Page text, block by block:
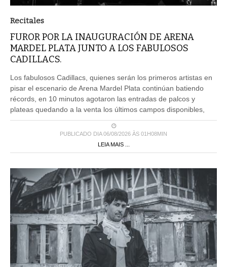
Recitales
FUROR POR LA INAUGURACIÓN DE ARENA
MARDEL PLATA JUNTO A LOS FABULOSOS
CADILLACS.
Los fabulosos Cadillacs, quienes serán los primeros artistas en
pisar el escenario de Arena Mardel Plata continúan batiendo
récords, en 10 minutos agotaron las entradas de palcos y
plateas quedando a la venta los últimos campos disponibles,
PUBLICADO DIA 06/08/2026 ÀS 01H08MIN
LEIA MAIS ...